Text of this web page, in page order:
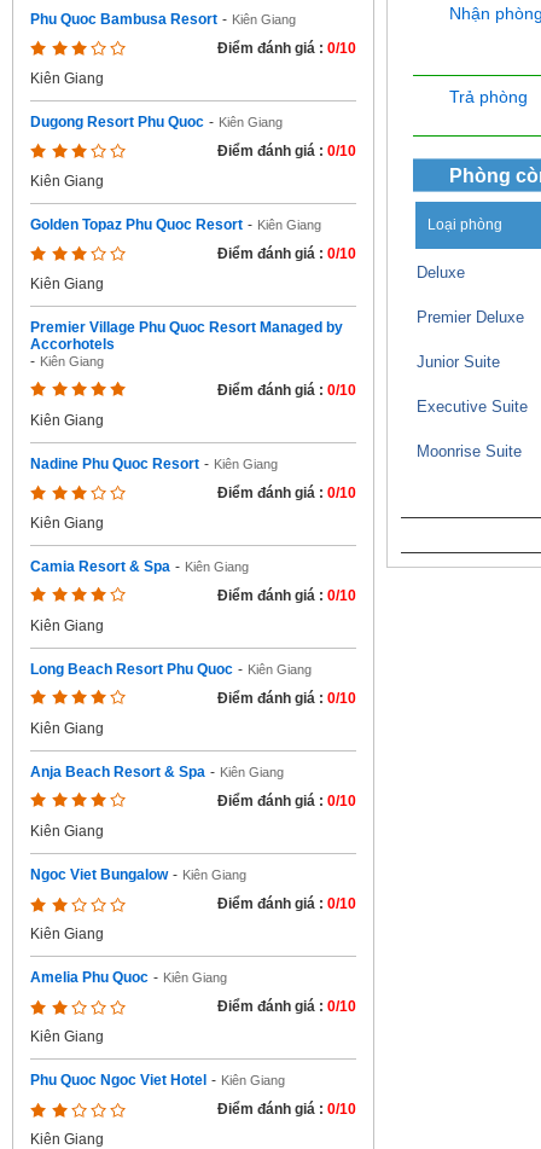
Phu Quoc Bambusa Resort - Kiên Giang
Điểm đánh giá : 0/10
Kiên Giang
Dugong Resort Phu Quoc - Kiên Giang
Điểm đánh giá : 0/10
Kiên Giang
Golden Topaz Phu Quoc Resort - Kiên Giang
Điểm đánh giá : 0/10
Kiên Giang
Premier Village Phu Quoc Resort Managed by
Accorhotels
- Kiên Giang
Điểm đánh giá : 0/10
Kiên Giang
Nadine Phu Quoc Resort - Kiên Giang
Điểm đánh giá : 0/10
Kiên Giang
Camia Resort & Spa - Kiên Giang
Điểm đánh giá : 0/10
Kiên Giang
Long Beach Resort Phu Quoc - Kiên Giang
Điểm đánh giá : 0/10
Kiên Giang
Anja Beach Resort & Spa - Kiên Giang
Điểm đánh giá : 0/10
Kiên Giang
Ngoc Viet Bungalow - Kiên Giang
Điểm đánh giá : 0/10
Kiên Giang
Amelia Phu Quoc - Kiên Giang
Điểm đánh giá : 0/10
Kiên Giang
Phu Quoc Ngoc Viet Hotel - Kiên Giang
Điểm đánh giá : 0/10
Kiên Giang
Nhận
Trả phòng
Phòng
Loại phòng
Deluxe
Premier Deluxe
Junior Suite
Executive Suite
Moonrise Suite